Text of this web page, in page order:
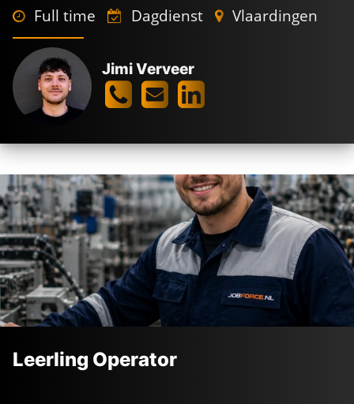
Full time
Dagdienst Vlaardingen
Jimi Verveer
Leerling Operator